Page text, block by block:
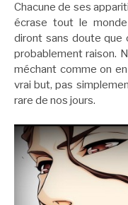
Chacune de ses
écrase tout le
diront sans doute que
probablement raison.
méchant comme on
vrai but, pas
rare de nos jours.